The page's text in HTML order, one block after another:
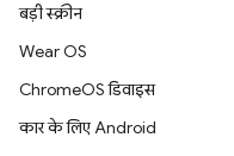
बड़ी स्क्रीन
Wear OS
ChromeOS डिवाइस
कार के लिए Android